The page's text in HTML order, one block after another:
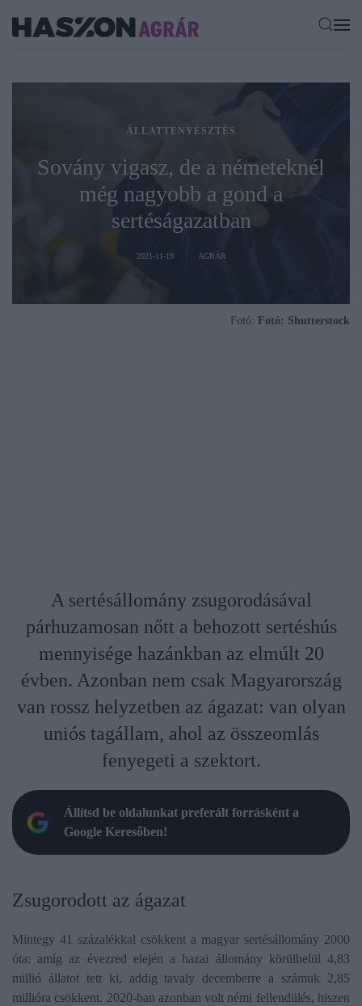
ÁLLATTENYÉSZTÉS
Sovány vigasz, de a németeknél
még nagyobb a gond a
sertéságazatban
2021-11-19 AGRÁR
Fotó: Fotó: Shutterstock
A sertésállomány zsugorodásával
párhuzamosan nőtt a behozott sertéshús
mennyisége hazánkban az elmúlt 20
évben. Azonban nem csak Magyarország
van rossz helyzetben az ágazat: van olyan
uniós tagállam, ahol az összeomlás
fenyegeti a szektort.
Állítsd be oldalunkat preferált forrásként a
Google Keresőben!
Zsugorodott az ágazat
Mintegy 41 százalékkal csökkent a magyar sertésállomány 2000
óta: amíg az évezred elején a hazai állomány körülbelül 4,83
millió állatot tett ki, addig tavaly decemberre a számuk 2,85
millióra csökkent. 2020-ban azonban volt némi fellendülés, hiszen